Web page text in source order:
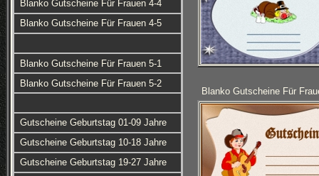
Blanko Gutscheine Für Frauen 4-4
Blanko Gutscheine Für Frauen 4-5
Blanko Gutscheine Für Frauen 5-1
Blanko Gutscheine Für Frauen 5-2
Gutscheine Geburtstag 01-09 Jahre
Gutscheine Geburtstag 10-18 Jahre
Gutscheine Geburtstag 19-27 Jahre
Blanko Gutscheine Für